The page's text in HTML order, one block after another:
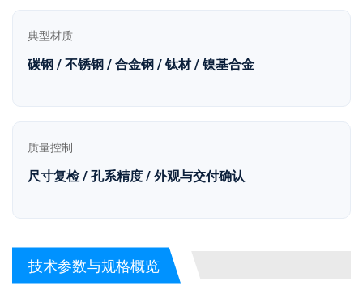
典型材质
碳钢 / 不锈钢 / 合金钢 / 钛材 / 镍基合金
质量控制
尺寸复检 / 孔系精度 / 外观与交付确认
技术参数与规格概览